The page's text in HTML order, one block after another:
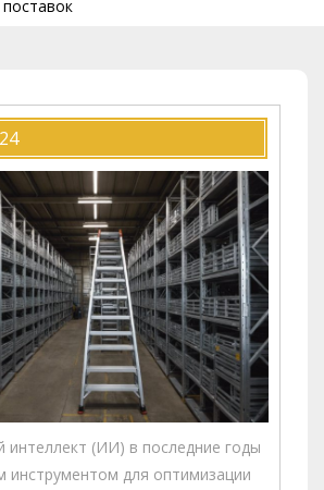
интеллект (ИИ) в последние годы
инструментом для оптимизации